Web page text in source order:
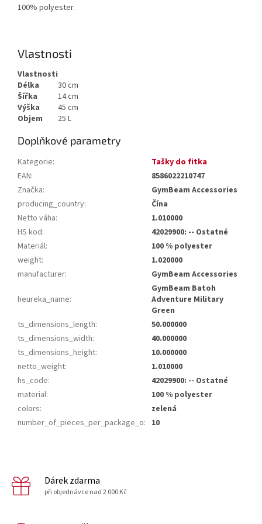
100% polyester.
Vlastnosti
Vlastnosti
Délka
30 cm
Šířka
14 cm
Výška
45 cm
Objem
25 L
Doplňkové parametry
Kategorie:
Tašky do fitka
EAN:
8586022210747
Značka:
GymBeam Accessories
producing_country:
Čína
Netto váha:
1.010000
HS kod:
42029900: -- Ostatné
Materiál:
100 % polyester
weight:
1.020000
manufacturer: GymBeam Accessories
heureka_name:
GymBeam Batoh
Adventure Military
Green
ts_dimensions_length:
50.000000
ts_dimensions_width:
40.000000
ts_dimensions_height:
10.000000
netto_weight:
1.010000
hs_code:
42029900: -- Ostatné
material:
100 % polyester
colors:
zelená
number_of_pieces_per_package_o: 10
Dárek zdarma
při objednávce nad 2 000 Kč